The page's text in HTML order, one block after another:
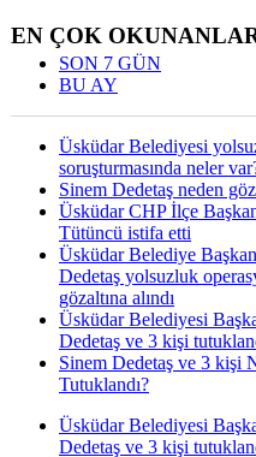
EN ÇOK
SON 7 GÜN
BU AY
Üsküdar Belediyesi
soruşturmasında neler
Sinem Dedetaş neden
Üsküdar CHP İlçe
Tütüncü istifa etti
Üsküdar Belediye
Dedetaş yolsuzluk
gözaltına alındı
Üsküdar Belediyesi
Dedetaş ve 3 kişi
Sinem Dedetaş ve 3 kişi
Tutuklandı?
Üsküdar Belediyesi
Dedetaş ve 3 kişi